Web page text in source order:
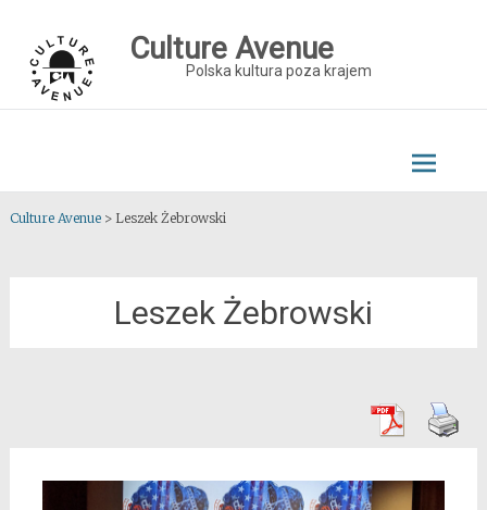
content
Culture Avenue
Polska kultura poza krajem
Culture Avenue> Leszek Żebrowski
Leszek Żebrowski